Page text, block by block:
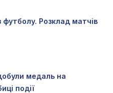
Розклад матчів
медаль на
події